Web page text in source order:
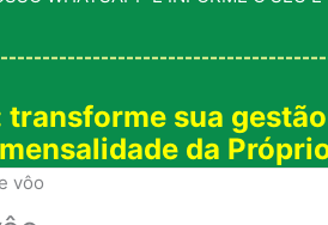
sua
mensalidade da
vôo